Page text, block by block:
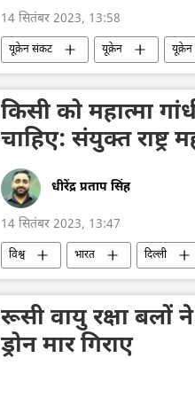
14 सितंबर 2023, 13:58
यूक्रेन संकट यूक्रेन
रक्षा मंत्रालय (MoD)
वायु रक्षा
जहाजी बेड़ा
रूसी नौसेना
किसी को महात्मा
चाहिए: संयुक्त राष्ट्र
धीरेंद्र प्रताप सिंह
14 सितंबर 2023, 13:47
विश्व भारत दिल्ली
संयुक्त राष्ट्र
एंटोनियो गुटेरेस
रूसी वायु रक्षा बलों
ड्रोन मार गिराए